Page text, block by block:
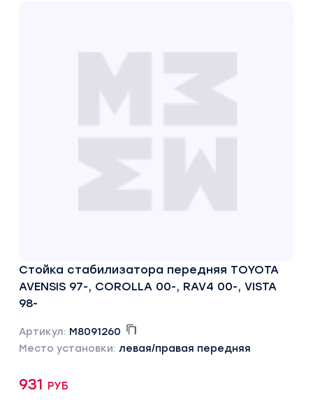
Стойка стабилизатора передняя TOYOTA
AVENSIS 97-, COROLLA 00-, RAV4 00-, VISTA
98-
Артикул: M8091260
Место установки: левая/правая передняя
931 руб